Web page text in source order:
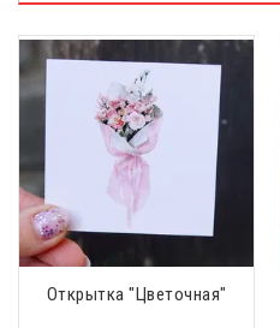
Открытка "Цветочная"